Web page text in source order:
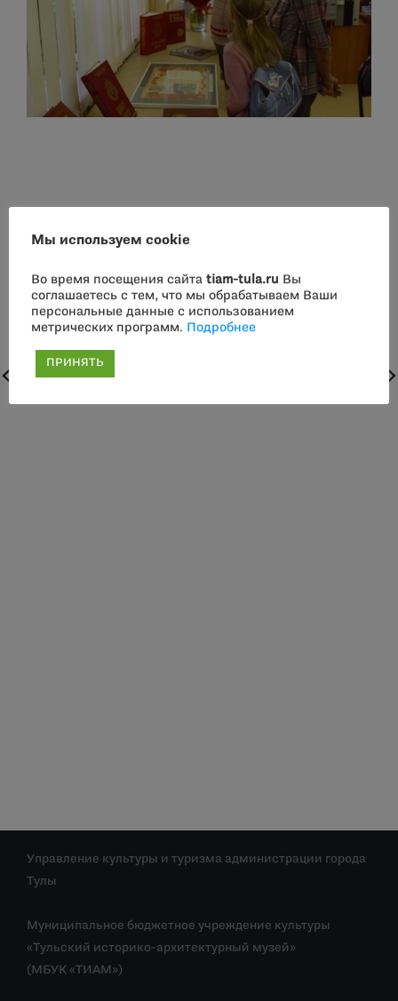
Управление культуры и туризма администрации города
Тулы
Муниципальное бюджетное учреждение культуры
«Тульский историко-архитектурный музей»
(МБУК «ТИАМ»)
Мы используем cookie
Во время посещения сайта tiam-tula.ru Вы
соглашаетесь с тем, что мы обрабатываем Ваши
персональные данные с использованием
метрических программ.
Подробнее
ПРИНЯТЬ